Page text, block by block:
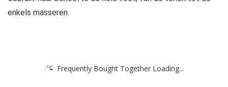
enkels masseren.
Frequently Bought Together Loading...